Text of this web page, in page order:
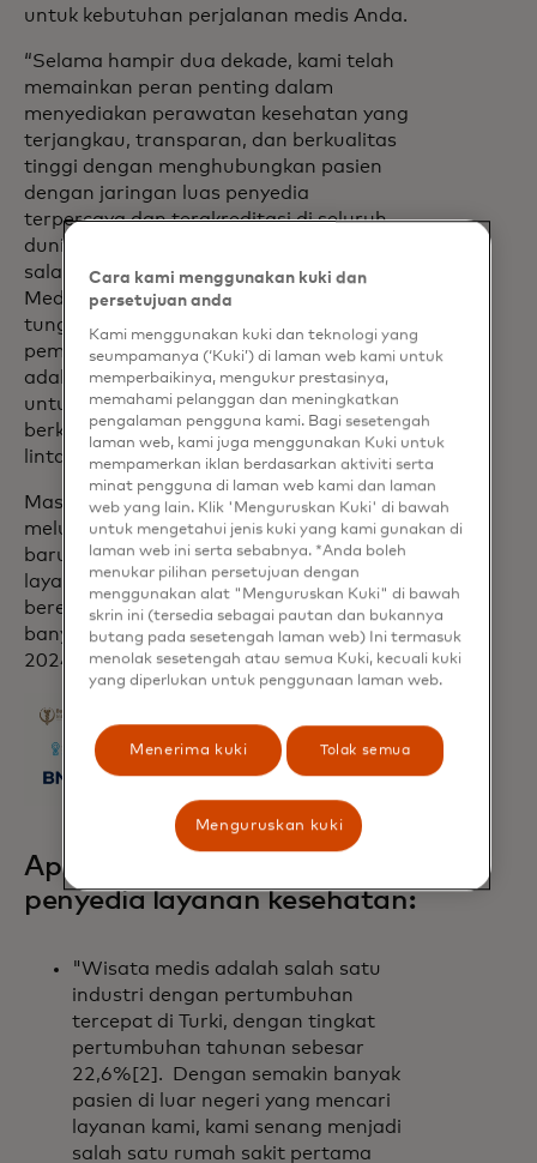
untuk kebutuhan perjalanan medis Anda.
“Selama hampir dua dekade, kami telah
memainkan peran penting dalam
menyediakan perawatan kesehatan yang
terjangkau, transparan, dan berkualitas
tinggi dengan menghubungkan pasien
dengan jaringan luas penyedia
terpercaya dan terakreditasi di seluruh
dunia,” kata Jonathan Edelheit, ketua &
salah satu pendiri Asosiasi Pariwisata
Medis, “Mengembangkan antarmuka
tunggal dengan kemampuan dan layanan
pembayaran Mastercard terintegrasi
adalah langkah penting dalam misi kami
untuk membuat perawatan kesehatan
berkualitas aman dan dapat diakses
lintas batas.”
Mastercard dan MTA pertama kali
meluncurkan kemampuan pembayaran
baru ini dengan beberapa penyedia
layanan kesehatan di seluruh dunia dan
berencana untuk memperluas ke lebih
banyak penyedia secara global pada akhir
2024.
Apa yang dikatakan oleh
penyedia layanan kesehatan:
"Wisata medis adalah salah satu
industri dengan pertumbuhan
tercepat di Turki, dengan tingkat
pertumbuhan tahunan sebesar
22,6%[2]. Dengan semakin banyak
pasien di luar negeri yang mencari
layanan kami, kami senang menjadi
salah satu rumah sakit pertama
Cara kami menggunakan kuki dan
persetujuan anda
Kami menggunakan kuki dan teknologi yang
seumpamanya (‘Kuki’) di laman web kami untuk
memperbaikinya, mengukur prestasinya,
memahami pelanggan dan meningkatkan
pengalaman pengguna kami. Bagi sesetengah
laman web, kami juga menggunakan Kuki untuk
mempamerkan iklan berdasarkan aktiviti serta
minat pengguna di laman web kami dan laman
web yang lain. Klik 'Menguruskan Kuki' di bawah
untuk mengetahui jenis kuki yang kami gunakan di
laman web ini serta sebabnya. *Anda boleh
menukar pilihan persetujuan dengan
menggunakan alat "Menguruskan Kuki" di bawah
skrin ini (tersedia sebagai pautan dan bukannya
butang pada sesetengah laman web) Ini termasuk
menolak sesetengah atau semua Kuki, kecuali kuki
yang diperlukan untuk penggunaan laman web.
Menerima kuki Tolak semua
Menguruskan kuki